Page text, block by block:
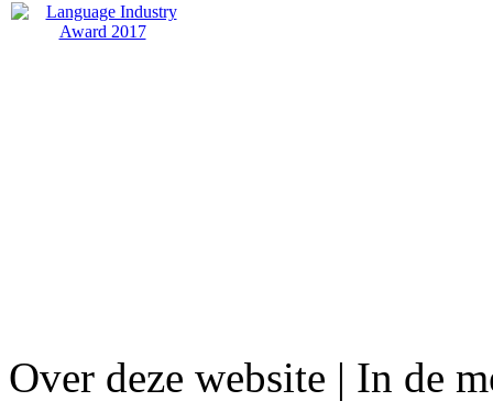
Over deze website | In de